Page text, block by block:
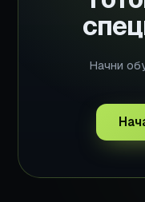
Начни